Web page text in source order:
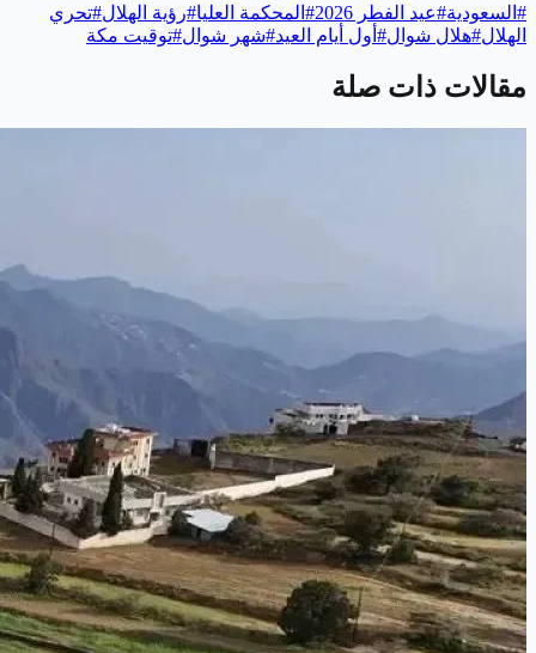
# السعودية#عيد الفطر 2026 # المحكمة العليا#رؤية الهلال#تحري
الهلال#هلال شوال# أول أيام العيد#شهر شوال#توقيت مكة
مقالات ذات صلة